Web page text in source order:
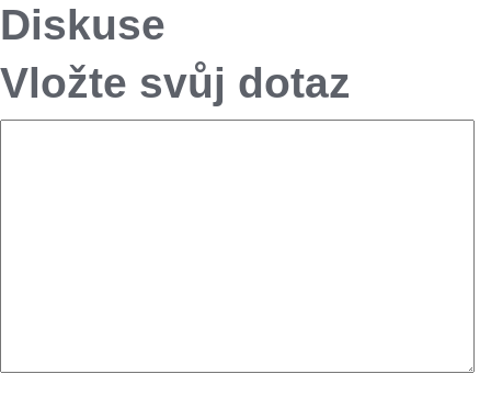
Diskuse
Vložte svůj dotaz